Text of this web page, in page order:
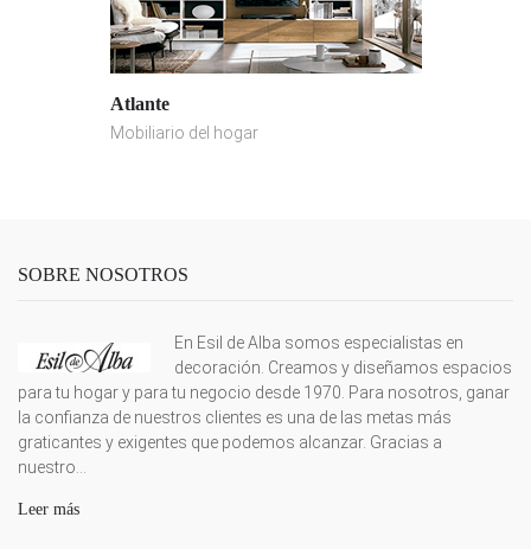
Atlante
Mobiliario del hogar
SOBRE NOSOTROS
En Esil de Alba somos especialistas en
decoración. Creamos y diseñamos espacios
para tu hogar y para tu negocio desde 1970. Para nosotros, ganar
la confianza de nuestros clientes es una de las metas más
graticantes y exigentes que podemos alcanzar. Gracias a
nuestro...
Leer más